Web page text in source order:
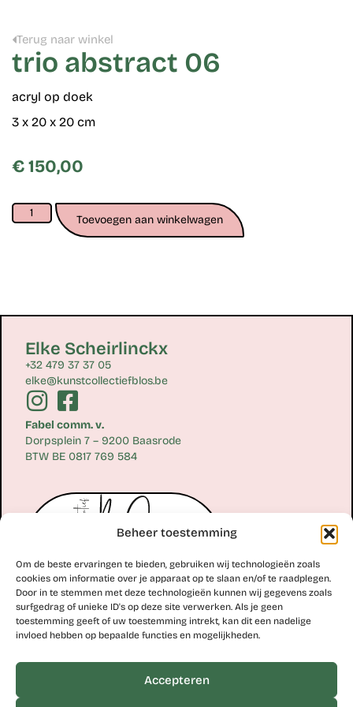
Beheer toestemming
Om de beste ervaringen te bieden, gebruiken wij technologieën zoals
cookies om informatie over je apparaat op te slaan en/of te raadplegen.
Door in te stemmen met deze technologieën kunnen wij gegevens zoals
surfgedrag of unieke ID's op deze site verwerken. Als je geen
toestemming geeft of uw toestemming intrekt, kan dit een nadelige
invloed hebben op bepaalde functies en mogelijkheden.
Accepteren
Terug naar winkel
trio abstract 06
acryl op doek
3 x 20 x 20 cm
€150,00
Toevoegen aan winkelwagen
Elke Scheirlinckx
+32 479 37 37 05
elke@kunstcollectiefblos.be
Fabel comm. v.
Dorpsplein 7 – 9200 Baasrode
BTW BE 0817 769 584
Erik Scheirlinckx
erik@kunstcollectiefblos.be